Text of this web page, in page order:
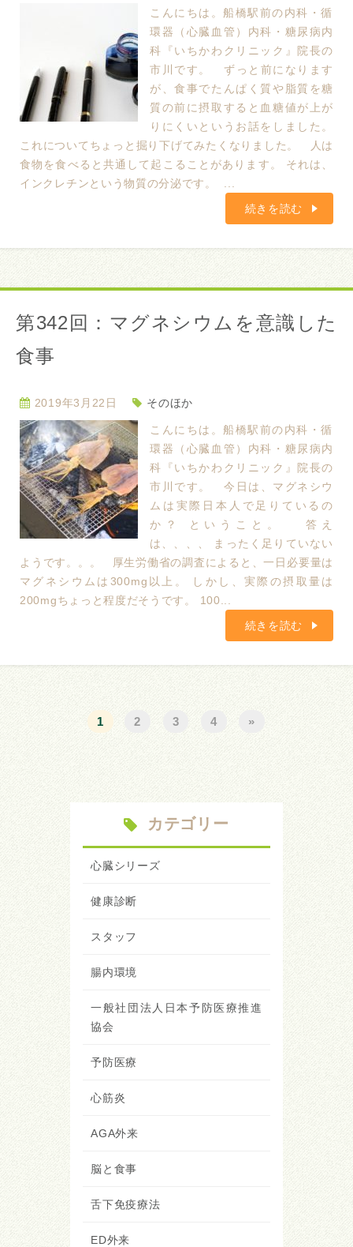
こんにちは。船橋駅前の内科・循
環器（心臓血管）内科・糖尿病内
科『いちかわクリニック』院長の
市川です。 ずっと前になります
が、食事でたんぱく質や脂質を糖
質の前に摂取すると血糖値が上が
りにくいというお話をしました。
これについてちょっと掘り下げてみたくなりました。 人は
食物を食べると共通して起こることがあります。 それは、
インクレチンという物質の分泌です。 ...
続きを読む
第342回：マグネシウムを意識した
食事
2019年3月22日 そのほか
こんにちは。船橋駅前の内科・循
環器（心臓血管）内科・糖尿病内
科『いちかわクリニック』院長の
市川です。 今日は、マグネシウ
ムは実際日本人で足りているの
か？ ということ。 答え
は、、、、 まったく足りていない
ようです。。。 厚生労働省の調査によると、一日必要量は
マグネシウムは300mg以上。 しかし、実際の摂取量は
200mgちょっと程度だそうです。 100...
続きを読む
1 2 3 4 »
カテゴリー
心臓シリーズ
健康診断
スタッフ
腸内環境
一般社団法人日本予防医療推進
協会
予防医療
心筋炎
AGA外来
脳と食事
舌下免疫療法
ED外来